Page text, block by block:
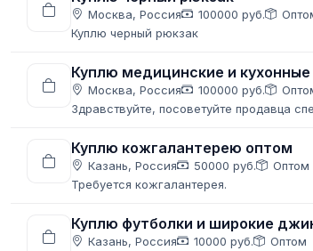
Москва, Россия 100000 руб.
Куплю черный рюкзак
Куплю медицинские и
Москва, Россия 100000 руб.
Здравствуйте, посоветуйте продавца
Куплю кожгалантерею оптом
Казань, Россия 50000 руб.
Оптом
Требуется кожгалантерея.
Куплю футболки и широкие
Казань, Россия 10000 руб.
Оптом